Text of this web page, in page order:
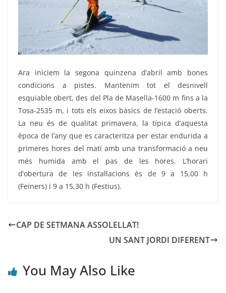
Ara iniciem la segona quinzena d’abril amb bones
condicions a pistes. Mantenim tot el desnivell
esquiable obert, des del Pla de Masella-1600 m fins a la
Tosa-2535 m, i tots els eixos bàsics de l’estació oberts.
La neu és de qualitat primavera, la típica d’aquesta
època de l’any que es caracteritza per estar endurida a
primeres hores del matí amb una transformació a neu
més humida amb el pas de les hores. L’horari
d’obertura de les instal·lacions és de 9 a 15,00 h
(Feiners) i 9 a 15,30 h (Festius).
CAP DE SETMANA ASSOLELLAT!
UN SANT JORDI DIFERENT
You May Also Like